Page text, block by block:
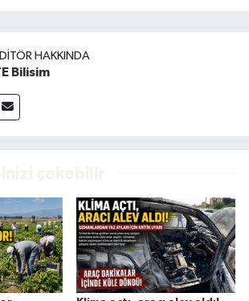
HAKKINDA
Bilisim